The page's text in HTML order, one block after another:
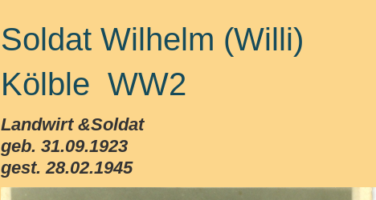
Soldat Wilhelm (Willi)
Kölble WW2
Landwirt &Soldat
geb. 31.09.1923
gest. 28.02.1945